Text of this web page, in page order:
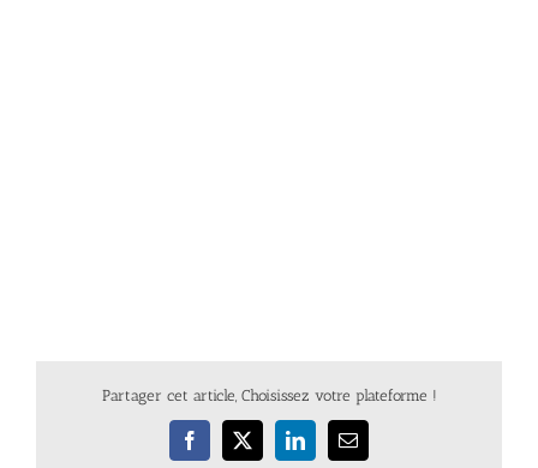
Partager cet article, Choisissez votre plateforme !
Facebook
X LinkedInEmail